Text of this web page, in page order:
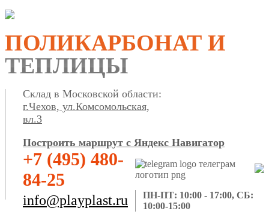
ПОЛИКАРБОНАТ И
ТЕПЛИЦЫ
Склад в Московской области:
г.Чехов, ул.Комсомольская,
вл.3
Построить маршрут с Яндекс Навигатор
+7 (495) 480-
84-25
info@playplast.ru
ПН-ПТ: 10:00 - 17:00, СБ:
10:00-15:00